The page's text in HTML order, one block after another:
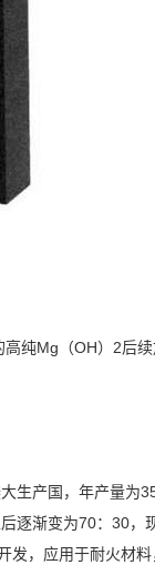
纯Mg（OH）2后
生产国，年产量为
逐渐变为70：30，
发，应用于耐火材